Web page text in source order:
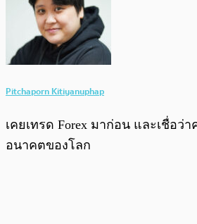
Pitchaporn Kitiyanuphap
เคยเทรด Forex มาก่อน และเชื่อว่
อนาคตของโลก